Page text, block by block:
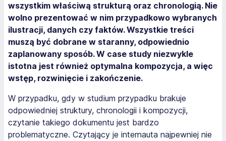
wszystkim właściwą strukturą oraz chronologią. Nie
wolno prezentować w nim przypadkowo wybranych
ilustracji, danych czy faktów. Wszystkie treści
muszą być dobrane w staranny, odpowiednio
zaplanowany sposób. W case study niezwykle
istotna jest również optymalna kompozycja, a więc
wstęp, rozwinięcie i zakończenie.
W przypadku, gdy w studium przypadku brakuje
odpowiedniej struktury, chronologii i kompozycji,
czytanie takiego dokumentu jest bardzo
problematyczne. Czytający je internauta najpewniej nie